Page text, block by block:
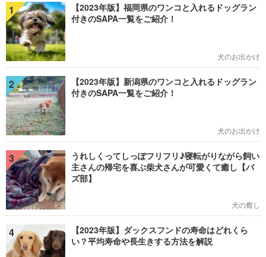
1
【2023年版】福岡県のワンコと入れるドッグラン
付きのSAPA一覧をご紹介！
犬のお出かけ
2
【2023年版】新潟県のワンコと入れるドッグラン
付きのSAPA一覧をご紹介！
犬のお出かけ
3
うれしくってしっぽフリフリ♪寝転がりながら飼い
主さんの帰宅を喜ぶ柴犬さんが可愛くて癒し【バ
ズ部】
犬の癒し
4
【2023年版】ダックスフンドの寿命はどれくら
い？平均寿命や長生きする方法を解説